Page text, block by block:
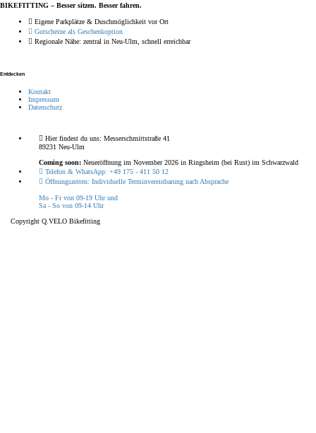
BIKEFITTING – Besser sitzen. Besser fahren.
Eigene Parkplätze & Duschmöglichkeit vor Ort
Gutscheine als Geschenkoption
Regionale Nähe: zentral in Neu-Ulm, schnell erreichbar
Entdecken
Kontakt
Impressum
Datenschutz
Hier findest du uns: Messerschmittstraße 41
89231 Neu-Ulm
Coming soon: Neueröffnung im November 2026 in Ringsheim (bei Rust) im Schwarzwald
Telefon & WhatsApp: +49 175 - 411 50 12
Öffnungszeiten: Individuelle Terminvereinbarung nach Absprache
Mo - Fr von 09-19 Uhr und
Sa - So von 09-14 Uhr
Copyright Q.VELO Bikefitting